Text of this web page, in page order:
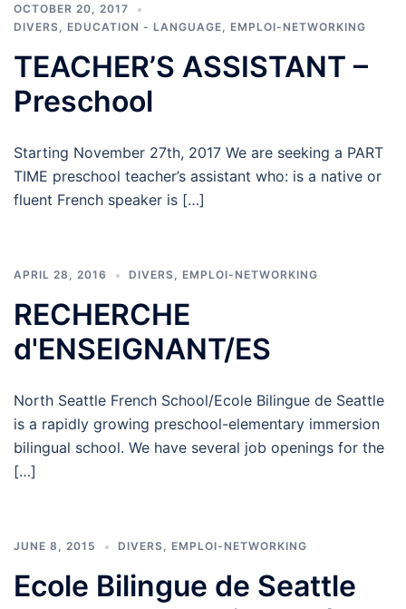
OCTOBER 20, 2017
DIVERS
EDUCATION - LANGUAGE EMPLOI-NETWORKING
TEACHER’S ASSISTANT –
Preschool
Starting November 27th, 2017 We are seeking a PART
TIME preschool teacher’s assistant who: is a native or
fluent French speaker is […]
APRIL 28, 2016 DIVERS EMPLOI-NETWORKING
RECHERCHE
d'ENSEIGNANT/ES
North Seattle French School/Ecole Bilingue de Seattle
is a rapidly growing preschool-elementary immersion
bilingual school. We have several job openings for the
[…]
JUNE 8, 2015 DIVERS EMPLOI-NETWORKING
Ecole Bilingue de Seattle